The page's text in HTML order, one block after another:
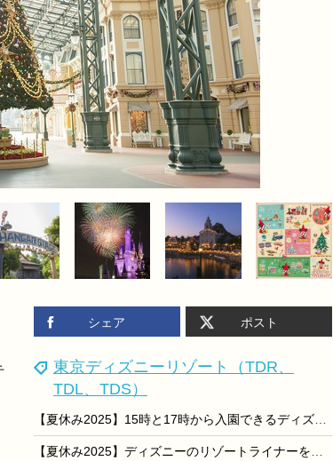
シェア ポスト
東京ディズニーリゾート（TDR、
TDL、TDS）
【夏休み2025】15時と17時から入園できるディズニーのパスポート、夏季限定で毎日利用可能に
【夏休み2025】ディズニーのリゾートライナーを貸切…親子で夏の思い出写真撮影も